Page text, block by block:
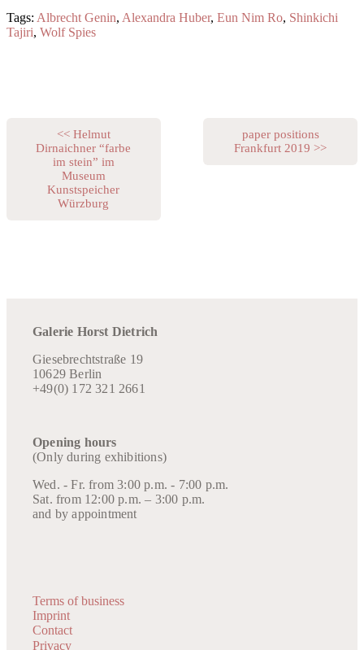
Tags: Albrecht Genin, Alexandra Huber, Eun Nim Ro, Shinkichi
Tajiri, Wolf Spies
<< Helmut
Dirnaichner “farbe
im stein” im
Museum
Kunstspeicher
Würzburg
paper positions
Frankfurt 2019 >>
Galerie Horst Dietrich
Giesebrechtstraße 19
10629 Berlin
+49(0) 172 321 2661
Opening hours
(Only during exhibitions)
Wed. - Fr. from 3:00 p.m. - 7:00 p.m.
Sat. from 12:00 p.m. – 3:00 p.m.
and by appointment
Terms of business
Imprint
Contact
Privacy